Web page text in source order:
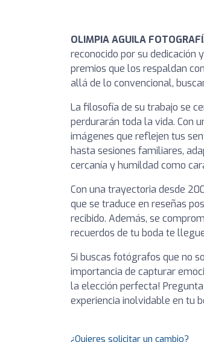
OLIMPIA AGUILA
reconocido por su dedicación
premios que los respaldan
allá de lo convencional,
La filosofía de su trabajo se
perdurarán toda la vida. Con
imágenes que reflejen tus
hasta sesiones familiares,
cercanía y humildad como
Con una trayectoria desde
que se traduce en reseñas
recibido. Además, se
recuerdos de tu boda te
Si buscas fotógrafos que no
importancia de capturar
la elección perfecta!
experiencia inolvidable en tu
¿Quieres solicitar un cambio?